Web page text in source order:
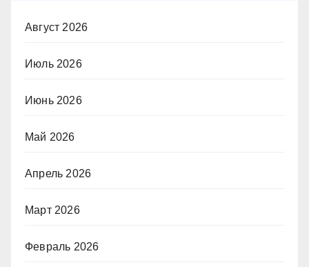
Август 2026
Июль 2026
Июнь 2026
Май 2026
Апрель 2026
Март 2026
Февраль 2026